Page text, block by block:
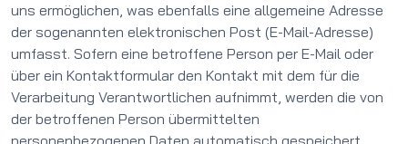
uns ermöglichen, was ebenfalls eine allgemeine Adresse
der sogenannten elektronischen Post (E-Mail-Adresse)
umfasst. Sofern eine betroffene Person per E-Mail oder
über ein Kontaktformular den Kontakt mit dem für die
Verarbeitung Verantwortlichen aufnimmt, werden die von
der betroffenen Person übermittelten
personenbezogenen Daten automatisch gespeichert.